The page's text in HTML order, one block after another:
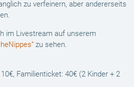
zu verfeinern, aber andererseits
im Livestream auf unserem
zu sehen.
Familienticket: 40€ (2 Kinder + 2